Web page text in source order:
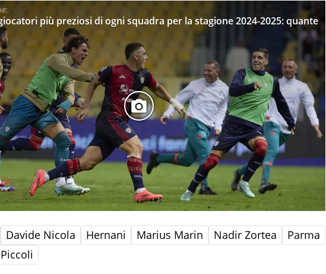
più preziosi di ogni squadra per la stagione 2024-2025: quante
Davide Nicola Hernani Marius Marin Nadir Zortea
Parma